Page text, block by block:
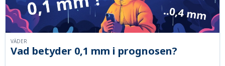
Vad betyder 0,1 mm i prognosen?
VÄDER